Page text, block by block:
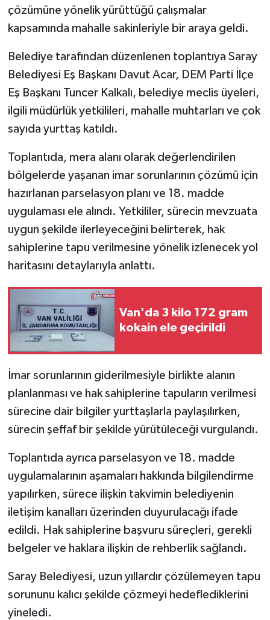
çözümüne yönelik yürüttüğü çalışmalar
kapsamında mahalle sakinleriyle bir araya geldi.
Belediye tarafından düzenlenen toplantıya Saray
Belediyesi Eş Başkanı Davut Acar, DEM Parti İlçe
Eş Başkanı Tuncer Kalkalı, belediye meclis üyeleri,
ilgili müdürlük yetkilileri, mahalle muhtarları ve çok
sayıda yurttaş katıldı.
Toplantıda, mera alanı olarak değerlendirilen
bölgelerde yaşanan imar sorunlarının çözümü için
hazırlanan parselasyon planı ve 18. madde
uygulaması ele alındı. Yetkililer, sürecin mevzuata
uygun şekilde ilerleyeceğini belirterek, hak
sahiplerine tapu verilmesine yönelik izlenecek yol
haritasını detaylarıyla anlattı.
Van'da 3 kilo 172 gram
kokain ele geçirildi
İmar sorunlarının giderilmesiyle birlikte alanın
planlanması ve hak sahiplerine tapuların verilmesi
sürecine dair bilgiler yurttaşlarla paylaşılırken,
sürecin şeffaf bir şekilde yürütüleceği vurgulandı.
Toplantıda ayrıca parselasyon ve 18. madde
uygulamalarının aşamaları hakkında bilgilendirme
yapılırken, sürece ilişkin takvimin belediyenin
iletişim kanalları üzerinden duyurulacağı ifade
edildi. Hak sahiplerine başvuru süreçleri, gerekli
belgeler ve haklara ilişkin de rehberlik sağlandı.
Saray Belediyesi, uzun yıllardır çözülemeyen tapu
sorununu kalıcı şekilde çözmeyi hedeflediklerini
yineledi.